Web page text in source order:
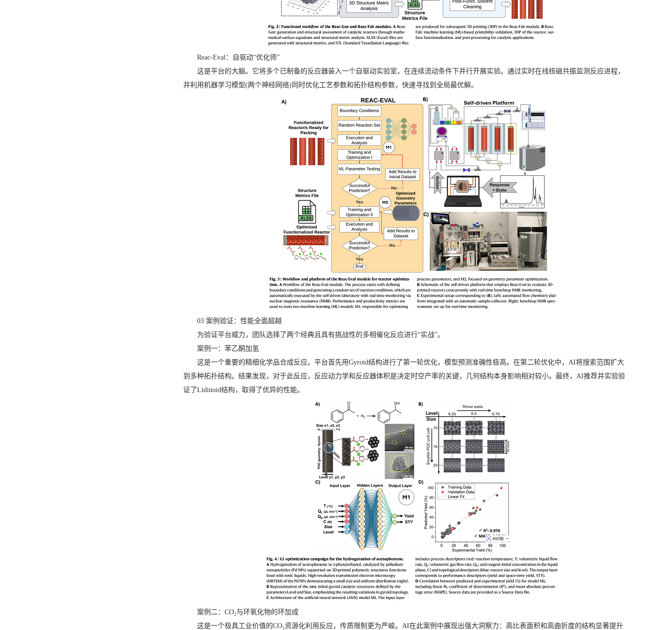
Reac-Eval：自驱动“优化师”
这是平台的大脑。它将多个已制备的反应器装入一个自驱动实验室，在连续流动条件下并行开展实验。通过实时在线核磁共振监测反应进程，
并利用机器学习模型(两个神经网络)同时优化工艺参数和拓扑结构参数，快速寻找到全局最优解。
03 案例验证：性能全面超越
为验证平台威力，团队选择了两个经典且具有挑战性的多相催化反应进行“实战”。
案例一：苯乙酮加氢
这是一个重要的精细化学品合成反应。平台首先用Gyroid结构进行了第一轮优化，模型预测准确性极高。在第二轮优化中，AI将搜索范围扩大
到多种拓扑结构。结果发现，对于此反应，反应动力学和反应器体积是决定时空产率的关键，几何结构本身影响相对较小。最终，AI推荐并实验验
证了Lidinoid结构，取得了优异的性能。
案例二：CO₂与环氧化物的环加成
这是一个极具工业价值的CO₂资源化利用反应，传质限制更为严峻。AI在此案例中展现出强大洞察力：高比表面积和高曲折度的结构显著提升